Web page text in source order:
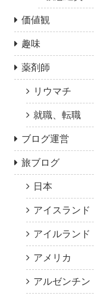
価値観
趣味
薬剤師
リウマチ
就職、転職
ブログ運営
旅ブログ
日本
アイスランド
アイルランド
アメリカ
アルゼンチン